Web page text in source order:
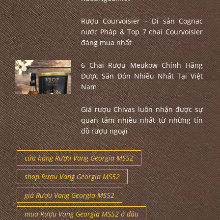
Rượu Courvoisier – Di sản Cognac
nước Pháp & Top 7 chai Courvoisier
đáng mua nhất
6 Chai Rượu Meukow Chính Hãng
Được Săn Đón Nhiều Nhất Tại Việt
Nam
Giá rượu Chivas luôn nhận được sự
quan tâm nhiều nhất từ những tín
đồ rượu ngoại
cửa hàng Rượu Vang Georgia MS52
shop Rượu Vang Georgia MS52
giá Rượu Vang Georgia MS52
mua Rượu Vang Georgia MS52 ở đâu